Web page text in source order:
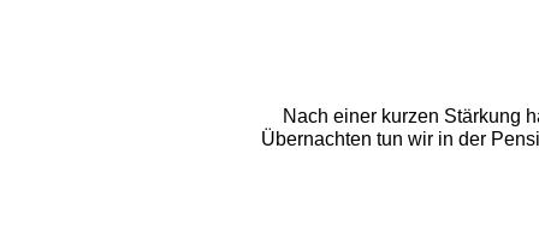
Nach einer kurzen Stärkung
Übernachten tun wir in der